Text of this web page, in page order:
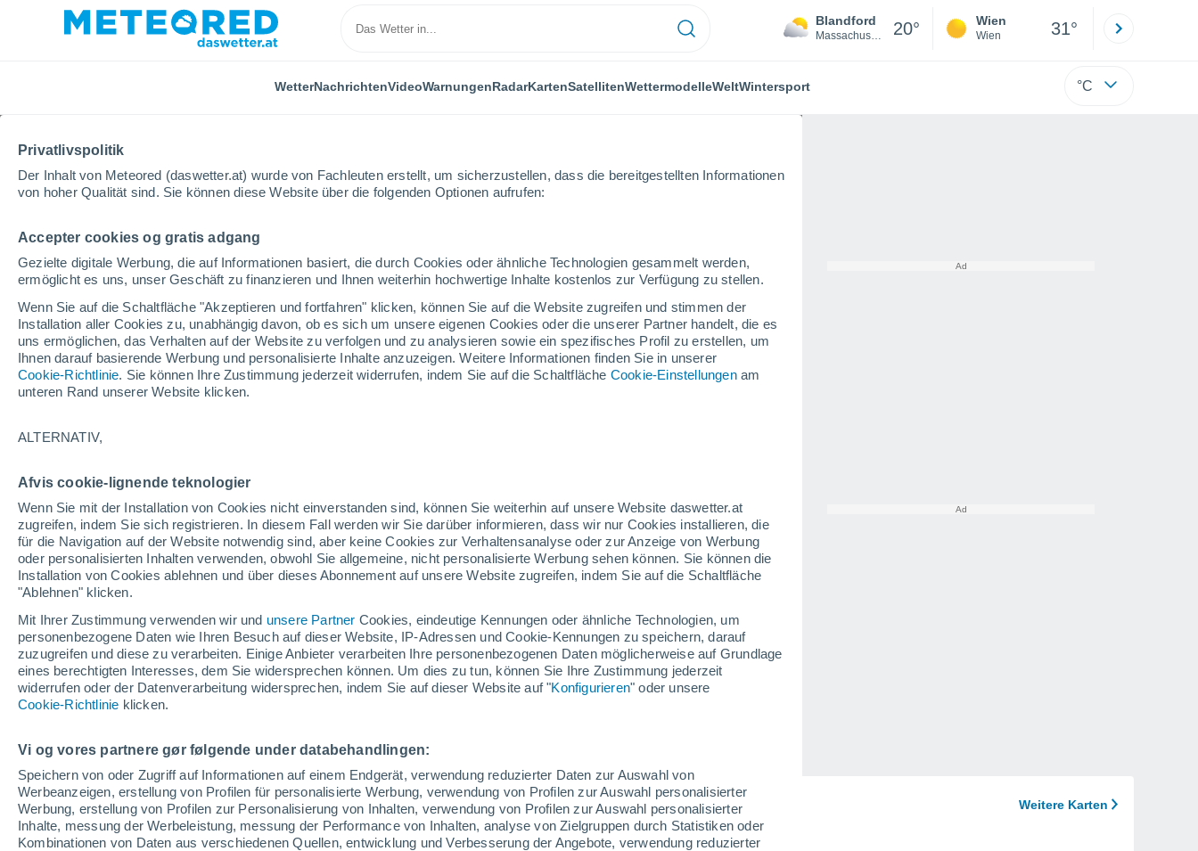
Privatlivspolitik
Der Inhalt von Meteored (daswetter.at) wurde von Fachleuten erstellt, um sicherzustellen, dass die bereitgestellten Informationen
von hoher Qualität sind. Sie können diese Website über die folgenden Optionen aufrufen:
Accepter cookies og gratis adgang
Gezielte digitale Werbung, die auf Informationen basiert, die durch Cookies oder ähnliche Technologien gesammelt werden,
ermöglicht es uns, unser Geschäft zu finanzieren und Ihnen weiterhin hochwertige Inhalte kostenlos zur Verfügung zu stellen.
Wenn Sie auf die Schaltfläche "Akzeptieren und fortfahren" klicken, können Sie auf die Website zugreifen und stimmen der
Installation aller Cookies zu, unabhängig davon, ob es sich um unsere eigenen Cookies oder die unserer Partner handelt, die es
uns ermöglichen, das Verhalten auf der Website zu verfolgen und zu analysieren sowie ein spezifisches Profil zu erstellen, um
Ihnen darauf basierende Werbung und personalisierte Inhalte anzuzeigen. Weitere Informationen finden Sie in unserer
Cookie-Richtlinie. Sie können Ihre Zustimmung jederzeit widerrufen, indem Sie auf die Schaltfläche Cookie-Einstellungenam
unteren Rand unserer Website klicken.
ALTERNATIV,
Afvis cookie-lignende teknologier
Wenn Sie mit der Installation von Cookies nicht einverstanden sind, können Sie weiterhin auf unsere Website daswetter.at
zugreifen, indem Sie sich registrieren. In diesem Fall werden wir Sie darüber informieren, dass wir nur Cookies installieren, die
für die Navigation auf der Website notwendig sind, aber keine Cookies zur Verhaltensanalyse oder zur Anzeige von Werbung
oder personalisierten Inhalten verwenden, obwohl Sie allgemeine, nicht personalisierte Werbung sehen können. Sie können die
Installation von Cookies ablehnen und über dieses Abonnement auf unsere Website zugreifen, indem Sie auf die Schaltfläche
"Ablehnen" klicken.
Mit Ihrer Zustimmung verwenden wir und unsere Partner Cookies, eindeutige Kennungen oder ähnliche Technologien, um
personenbezogene Daten wie Ihren Besuch auf dieser Website, IP-Adressen und Cookie-Kennungen zu speichern, darauf
zuzugreifen und diese zu verarbeiten. Einige Anbieter verarbeiten Ihre personenbezogenen Daten möglicherweise auf Grundlage
eines berechtigten Interesses, dem Sie widersprechen können. Um dies zu tun, können Sie Ihre Zustimmung jederzeit
widerrufen oder der Datenverarbeitung widersprechen, indem Sie auf dieser Website auf "Konfigurieren" oder unsere
Cookie-Richtlinie klicken.
Vi og vores partnere gør følgende under databehandlingen:
Speichern von oder Zugriff auf Informationen auf einem Endgerät, verwendung reduzierter Daten zur Auswahl von
Werbeanzeigen, erstellung von Profilen für personalisierte Werbung, verwendung von Profilen zur Auswahl personalisierter
Werbung, erstellung von Profilen zur Personalisierung von Inhalten, verwendung von Profilen zur Auswahl personalisierter
Inhalte, messung der Werbeleistung, messung der Performance von Inhalten, analyse von Zielgruppen durch Statistiken oder
Kombinationen von Daten aus verschiedenen Quellen, entwicklung und Verbesserung der Angebote, verwendung reduzierter
Blandford
Massachusetts 20° Wien
Wien 31°
WetterNachrichtenVideoWarnungenRadarKartenSatellitenWettermodelleWeltWintersport °C
Home USA Massachusetts
Ski Blandford
Eröffnung
2682 fehlende Tage
Geschlossen
Heute
6. Aug
Morgen
7. Aug
Samstag
8. Aug
Schneebericht heute
Pisten nach
Schwierigkeitsgrad
0 0 0 0
befahrbare Pistenkilometer -
Offene Pisten -
Schneeverhältnisse
Schneehöhe iauf dem Berg
Schneebeschaffenheit im Tal
Schneehöhe. Weitere Karten